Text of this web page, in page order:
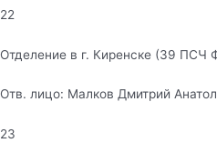
22
Отделение в г. Киренске (39 ПСЧ
Отв. лицо: Малков Дмитрий
23